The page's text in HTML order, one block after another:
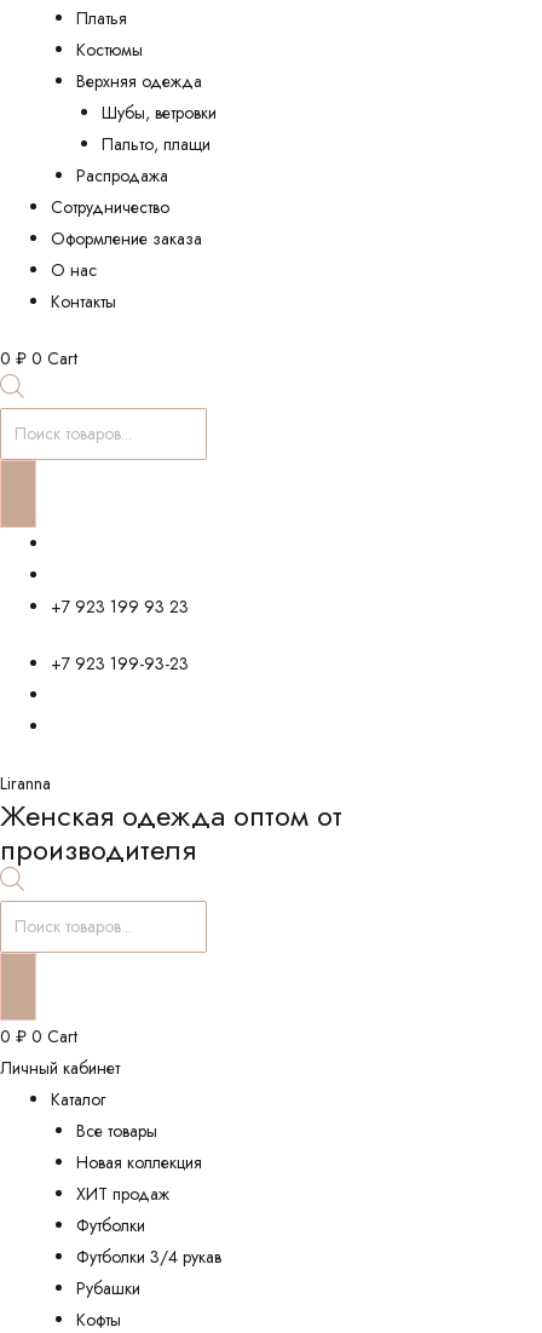
Платья
Костюмы
Верхняя одежда
Шубы, ветровки
Пальто, плащи
Распродажа
Сотрудничество
Оформление заказа
О нас
Контакты
0 ₽ 0 Cart
Поиск
товаров
+7 923 199 93 23
+7 923 199-93-23
Liranna
Женская одежда оптом от
производителя
Поиск
товаров
0 ₽ 0 Cart
Личный кабинет
Каталог
Все товары
Новая коллекция
ХИТ продаж
Футболки
Футболки 3/4 рукав
Рубашки
Кофты